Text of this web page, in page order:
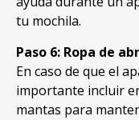
tu mochila.
Paso 6: Ropa de
En caso de que el
importante incluir
mantas para